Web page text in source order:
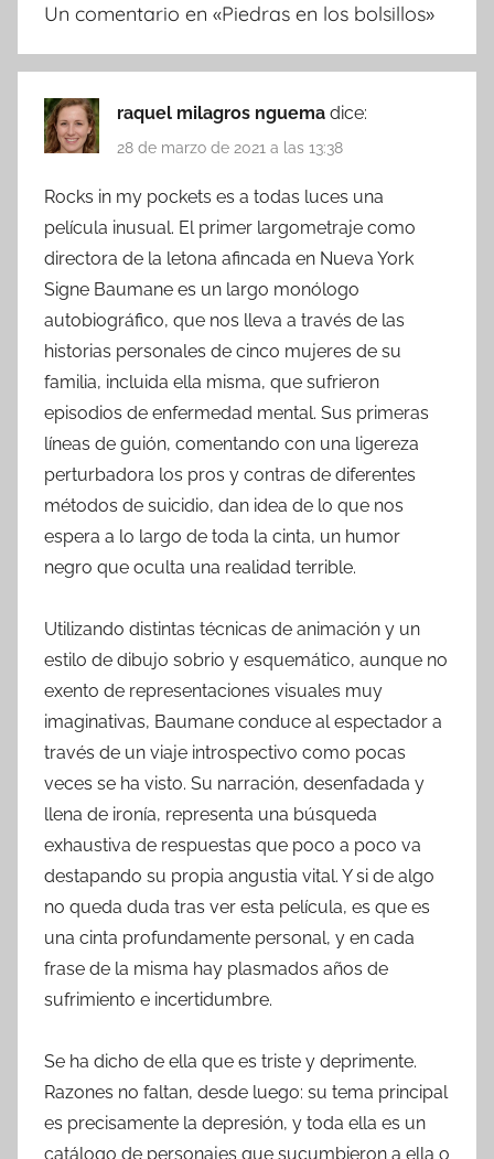
Un comentario en «Piedras en los bolsillos»
raquel milagros nguema dice:
28 de marzo de 2021 a las 13:38
Rocks in my pockets es a todas luces una
película inusual. El primer largometraje como
directora de la letona afincada en Nueva York
Signe Baumane es un largo monólogo
autobiográfico, que nos lleva a través de las
historias personales de cinco mujeres de su
familia, incluida ella misma, que sufrieron
episodios de enfermedad mental. Sus primeras
líneas de guión, comentando con una ligereza
perturbadora los pros y contras de diferentes
métodos de suicidio, dan idea de lo que nos
espera a lo largo de toda la cinta, un humor
negro que oculta una realidad terrible.
Utilizando distintas técnicas de animación y un
estilo de dibujo sobrio y esquemático, aunque no
exento de representaciones visuales muy
imaginativas, Baumane conduce al espectador a
través de un viaje introspectivo como pocas
veces se ha visto. Su narración, desenfadada y
llena de ironía, representa una búsqueda
exhaustiva de respuestas que poco a poco va
destapando su propia angustia vital. Y si de algo
no queda duda tras ver esta película, es que es
una cinta profundamente personal, y en cada
frase de la misma hay plasmados años de
sufrimiento e incertidumbre.
Se ha dicho de ella que es triste y deprimente.
Razones no faltan, desde luego: su tema principal
es precisamente la depresión, y toda ella es un
catálogo de personajes que sucumbieron a ella o